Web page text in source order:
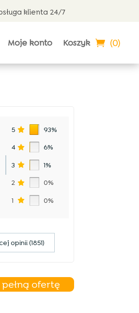
klienta 24/7
Moje konto Koszyk (0)
5 93%
4 6%
3 1%
2 0%
1 0%
opinii (1851)
ofertę